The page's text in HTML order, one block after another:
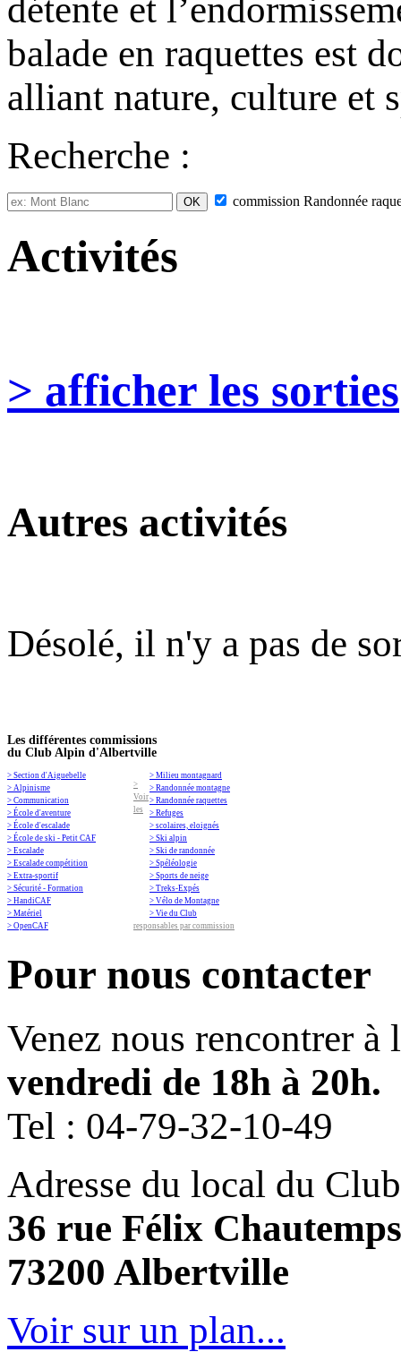
détente et
balade en raquettes est
alliant nature, culture et
Recherche :
commission Randonnée
Activités
> afficher les sorties
Autres activités
Désolé, il n'y a pas de
Les différentes commissions
du Club Alpin d'Albertville
> Section d'Aiguebelle
> Alpinisme
> Communication
> École d'aventure
> École d'escalade
> École de ski - Petit CAF
> Escalade
> Escalade compétition
> Extra-sportif
> Sécurité - Formation
> HandiCAF
> Matériel
> OpenCAF
> Milieu montagnard
> Randonnée montagne
> Randonnée raquettes
> Refuges
> scolaires, eloignés
> Ski alpin
> Ski de randonnée
> Spéléologie
> Sports de neige
> Treks-Expés
> Vélo de Montagne
> Vie du Club
>
Voir
les
responsables par commission
Pour nous contacter
Venez nous rencontrer à
vendredi de 18h à 20h.
Tel : 04-79-32-10-49
Adresse du local du
36 rue Félix Chautemps
73200 Albertville
Voir sur un plan...